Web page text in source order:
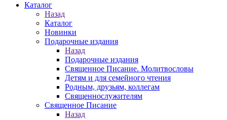
Каталог
Назад
Каталог
Новинки
Подарочные издания
Назад
Подарочные издания
Священное Писание. Молитвословы
Детям и для семейного чтения
Родным, друзьям, коллегам
Священнослужителям
Священное Писание
Назад